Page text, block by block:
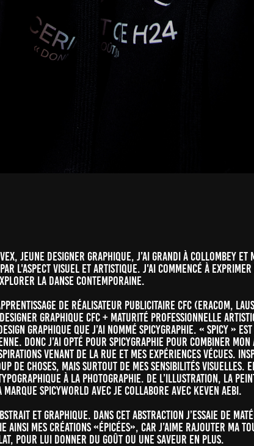
jeune designer graphique, j’ai grandi à Collombey et
l'aspect visuel et artistique. J'ai commencé à
la danse contemporaine.
de Réalisateur Publicitaire CFC (ERACOM,
Graphique CFC + Maturité Professionnelle
graphique que j’ai nommé Spicygraphie. « Spicy »
Donc j’ai opté pour Spicygraphie pour combiner
venant de la rue et mes expériences vécues.
de choses, mais surtout de mes sensibilités visuelles.
à la photographie. De l’illustration, la
Spicyworld avec je collabore avec keven Aebi.
et graphique. Dans cet abstraction j’essaie de
ainsi mes créations «épicées», car j’aime rajouter ma
pour lui donner du goût ou une saveur en plus.